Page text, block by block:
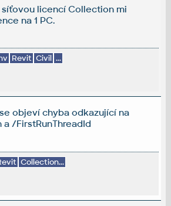
síťovou licencí Collection mi
na 1 PC.
Revit Civil ...
objeví chyba odkazující na
a /FirstRunThreadId
Collection...